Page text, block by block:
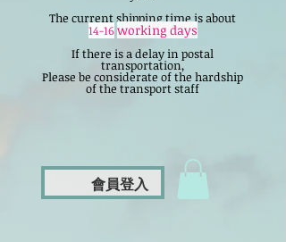
The current shipping time is about
14-16working days
If there is a delay in postal
transportation,
Please be considerate of the hardship
of the transport staff
會員登入